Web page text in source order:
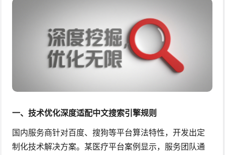
一、技术优化深度适配中文搜索引擎规则
国内服务商针对百度、搜狗等平台算法特性，开发出定
制化技术解决方案。某医疗平台案例显示，服务团队通